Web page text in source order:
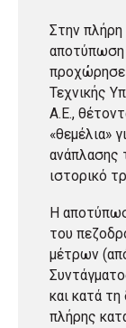
Στην πλήρη
αποτύπωση
Τεχνικής
Α.Ε.,
«θεμέλια»
ανάπλασης
ιστορικό
Η
του
μέτρων
και κατά τη
πλήρης